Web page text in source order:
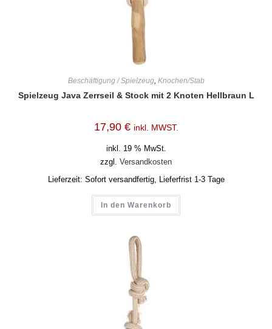
Beschäftigung / Spielzeug, Knochen/Stab
Spielzeug Java Zerrseil & Stock mit 2 Knoten Hellbraun L
17,90 € inkl. MWST.
inkl. 19 % MwSt.
zzgl. Versandkosten
Lieferzeit: Sofort versandfertig, Lieferfrist 1-3 Tage
In den Warenkorb